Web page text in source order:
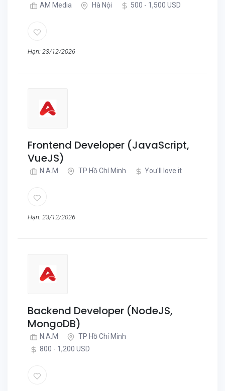
AM Media Hà Nội 500 - 1,500 USD
Hạn: 23/12/2026
Frontend Developer (JavaScript,
VueJS)
N.A.M TP Hồ Chí Minh You'll love it
Hạn: 23/12/2026
Backend Developer (NodeJS,
MongoDB)
N.A.M
TP Hồ Chí Minh
800 - 1,200 USD